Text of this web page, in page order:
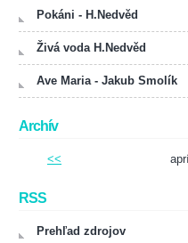
Pokáni - H.Nedvěd
Živá voda H.Nedvěd
Ave Maria - Jakub Smolík
Archív
<<
RSS
Prehľad zdrojov